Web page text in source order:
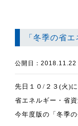
「冬季の省
公開日：2018.11.22
先日１０ / ２３ (火 )
省エネルギー・省
今年度版の「冬季